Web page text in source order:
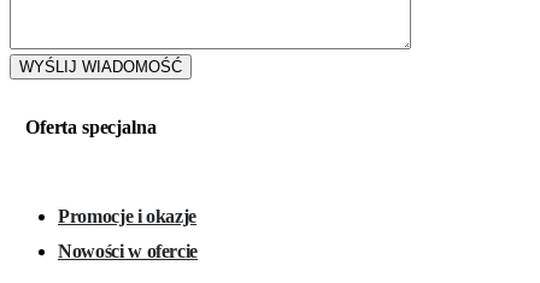
Oferta specjalna
Promocje i okazje
Nowości w ofercie